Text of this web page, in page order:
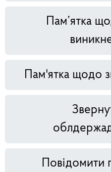
Пам’ятка
Пам'ятка щодо